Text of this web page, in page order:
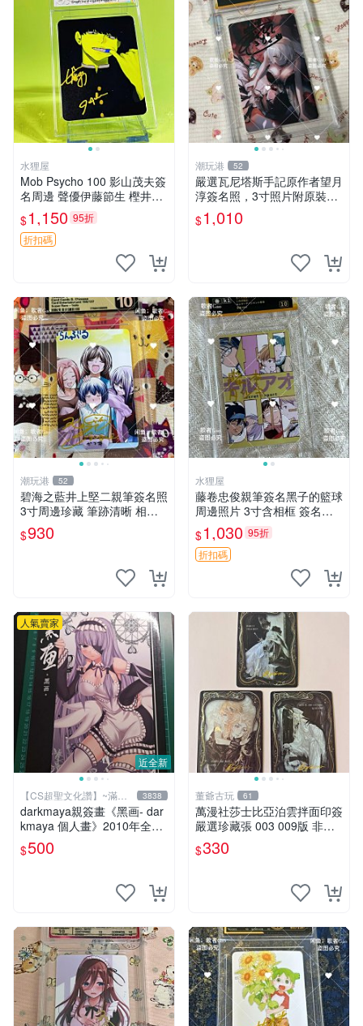
水狸屋
Mob Psycho 100 影山茂夫簽
名周邊 聲優伊藤節生 樫井孝
宏真跡 馴良新隆親筆簽名照
3寸裝幀原盒 中古珍藏 靈幻
新隆 Mob Psycho
$1,150 95折
折扣碼
潮玩港 52
嚴選瓦尼塔斯手記原作者望月
淳簽名照，3寸照片附原裝卡
磚。 簽名保真收藏相框裝裱
隨行發送 照片 簽名周邊 望月
$1,010
潮玩港 52
碧海之藍井上堅二親筆簽名照
3寸周邊珍藏 筆跡清晰 相框
精美 碧海之藍 簽名照片 井上
堅二 周邊品
$930
水狸屋
藤卷忠俊親筆簽名黑子的籃球
周邊照片 3寸含相框 簽名照
簽名真跡 黑籃周邊
$1,030 95折
折扣碼
近全新
人氣賣家
【CS超聖文化讚】~滿千
元送運
3838
darkmaya親簽畫《黑画- dar
kmaya 個人畫》2010年全彩
【CS超聖文化讚】
$500
董爺古玩 61
萬漫社莎士比亞泊雲拌面印簽
嚴選珍藏張 003 009版 非標
新品收藏限量 泊雲拌面 莎士
比亞 印簽
$330